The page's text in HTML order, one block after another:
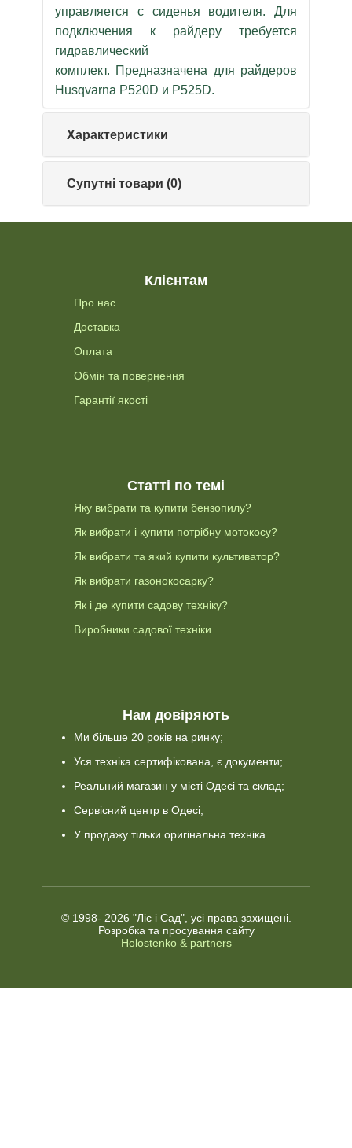
управляется с сиденья водителя. Для
подключения к райдеру требуется
гидравлический
комплект. Предназначена для райдеров
Husqvarna P520D и P525D.
Характеристики
Супутні товари (0)
Клієнтам
Про нас
Доставка
Оплата
Обмін та повернення
Гарантії якості
Статті по темі
Яку вибрати та купити бензопилу?
Як вибрати і купити потрібну мотокосу?
Як вибрати та який купити культиватор?
Як вибрати газонокосарку?
Як і де купити садову техніку?
Виробники садової техніки
Нам довіряють
Ми більше 20 років на ринку;
Уся техніка сертифікована, є документи;
Реальний магазин у місті Одесі та склад;
Сервісний центр в Одесі;
У продажу тільки оригінальна техніка.
© 1998- 2026 "Ліс і Сад", усі права захищені.
Розробка та просування сайту
Holostenko & partners